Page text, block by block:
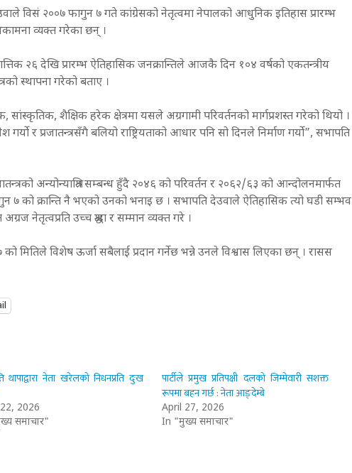
विसं २००७ फागुन ७ गते कांग्रेसको नेतृत्वमा नेपालको आधुनिक इतिहास प्रारम्भ
व्यक्त गरेका छन् ।
२६ देखि प्रारम्भ ऐतिहासिक जनक्रान्तिले आजकै दिन १०४ वर्षको एकतन्त्रीय
स्थापना गरेको बताए ।
सांस्कृतिक, शैक्षिक हरेक क्षेत्रमा यसले अग्रगामी परिवर्तनको मार्गप्रशस्त गरेको थियो ।
र प्रजातन्त्रसँगै बलियो राष्ट्रियताको आधार पनि सो दिनले निर्माण गर्यो”, सभापति
अन्योन्याश्रित सम्बन्ध हुँदै २०४६ को परिवर्तन र २०६२/६३ को आन्दोलनमार्फत
७ को क्रान्ति नै भएको उनको भनाइ छ । सभापति देउवाले ऐतिहासिक त्यो घडी सम्भव
नेतृत्वप्रति उच्च श्रद्धा र सम्मान व्यक्त गरे ।
मितिले विशेष ऊर्जा सबैलाई प्रदान गर्नेछ भन्ने उनले विश्वास लिएका छन् । रासस
थापाद्वारा नेता खरेलको निधनप्रति दुःख
2026
समाचार"
पार्टीले प्रमुख प्रतिपक्षी दलको जिम्मेवारी सशक्त
रूपमा बहन गर्छ : नेता आङ्देम्बे
April 27, 2026
In "मुख्य समाचार"